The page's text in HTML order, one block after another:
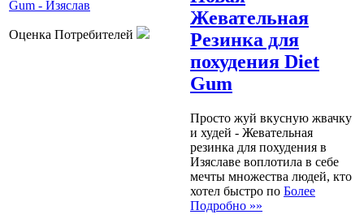
Оценка Потребителей
Жевательная
Резинка для
похудения Diet
Gum
Просто жуй вкусную жвачку
и худей - Жевательная
резинка для похудения в
Изяславе воплотила в себе
мечты множества людей, кто
хотел быстро по Более
Подробно »»